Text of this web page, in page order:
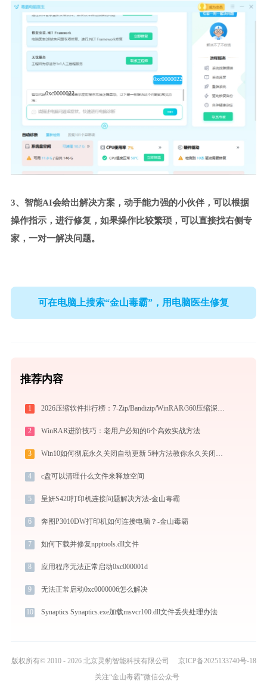
0xc0000022
0xc0000022
3、智能AI会给出解决方案，动手能力强的小伙伴，可以根据
操作指示，进行修复，如果操作比较繁琐，可以直接找右侧专
家，一对一解决问题。
可在电脑上搜索“金山毒霸”，用电脑医生修复
推荐内容
1 2026压缩软件排行榜：7-Zip/Bandizip/WinRAR/360压缩深度对比
2 WinRAR进阶技巧：老用户必知的6个高效实战方法
3 Win10如何彻底永久关闭自动更新 5种方法教你永久关闭win10自动更新
4 c盘可以清理什么文件来释放空间
5 呈妍S420打印机连接问题解决方法-金山毒霸
6 奔图P3010DW打印机如何连接电脑？-金山毒霸
7 如何下载并修复npptools.dll文件
8 应用程序无法正常启动0xc000001d
9 无法正常启动0xc0000006怎么解决
10 Synaptics Synaptics.exe加载msvcr100.dll文件丢失处理办法
版权所有© 2010 - 2026 北京灵豹智能科技有限公司
京ICP备2025133740号-18
关注“金山毒霸”微信公众号